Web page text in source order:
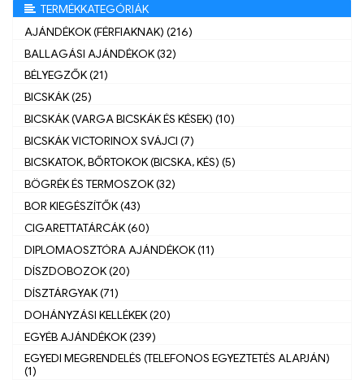
TERMÉKKATEGÓRIÁK
AJÁNDÉKOK (FÉRFIAKNAK) (216)
BALLAGÁSI AJÁNDÉKOK (32)
BÉLYEGZŐK (21)
BICSKÁK (25)
BICSKÁK (VARGA BICSKÁK ÉS KÉSEK) (10)
BICSKÁK VICTORINOX SVÁJCI (7)
BICSKATOK, BŐRTOKOK (BICSKA, KÉS) (5)
BÖGRÉK ÉS TERMOSZOK (32)
BOR KIEGÉSZÍTŐK (43)
CIGARETTATÁRCÁK (60)
DIPLOMAOSZTÓRA AJÁNDÉKOK (11)
DÍSZDOBOZOK (20)
DÍSZTÁRGYAK (71)
DOHÁNYZÁSI KELLÉKEK (20)
EGYÉB AJÁNDÉKOK (239)
EGYEDI MEGRENDELÉS (TELEFONOS EGYEZTETÉS ALAPJÁN)
(1)